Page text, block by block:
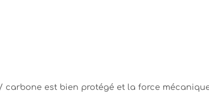
est bien protégé et la force